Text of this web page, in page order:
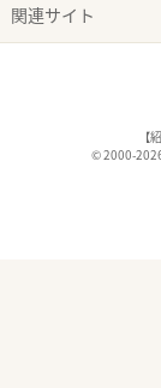
関連サイト
【
© 2000-